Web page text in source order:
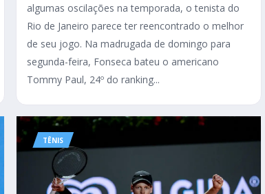
algumas oscilações na temporada, o tenista do
Rio de Janeiro parece ter reencontrado o melhor
de seu jogo. Na madrugada de domingo para
segunda-feira, Fonseca bateu o americano
Tommy Paul, 24º do ranking...
TÊNIS